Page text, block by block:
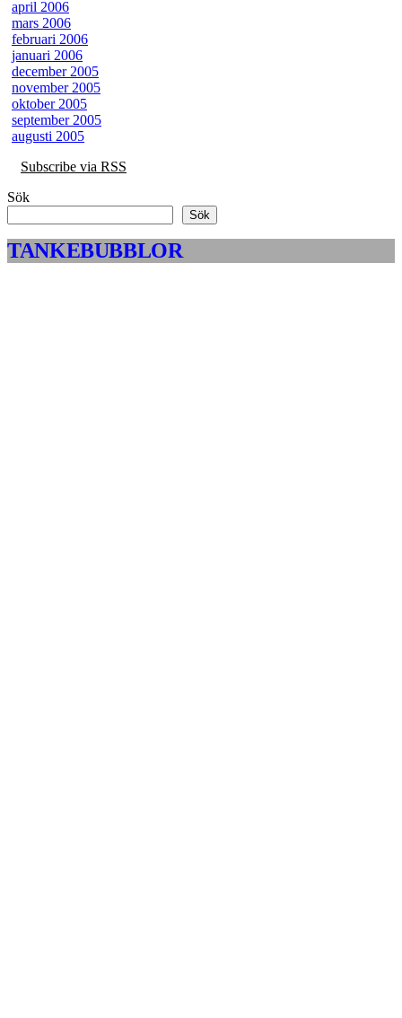
april 2006
mars 2006
februari 2006
januari 2006
december 2005
november 2005
oktober 2005
september 2005
augusti 2005
Subscribe via RSS
Sök
Sök
TANKEBUBBLOR